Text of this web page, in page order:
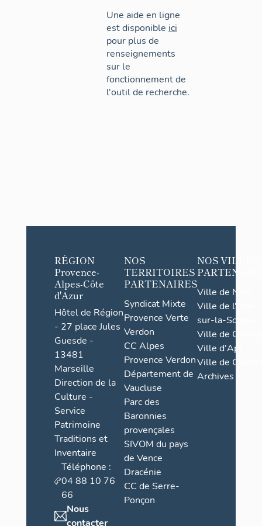
Une aide en ligne
est disponible ici
pour plus de
renseignements
sur le
fonctionnement de
l'outil de recherche.
RÉGION
Provence-
Alpes-Côte
d'Azur
Hôtel de Région
- 27 place Jules
Guesde -
13481
Marseille
Direction de la
Culture -
Service
Patrimoine
Traditions et
Inventaire
Téléphone :
04 88 10 76
66
Nous
contacter
NOS
TERRITOIRES
PARTENAIRES
Syndicat Mixte
Provence Verte
Verdon
CC Alpes
Provence Verdon
Département de
Vaucluse
Parc des
Baronnies
provençales
SIVOM du pays
de Vence
Dracénie
CC de Serre-
Ponçon
NOS VILLES
Ville de Nice
Ville de l'Isle-
sur-la-Sorgue
Ville de Grasse
Ville d'Apt
Ville de
Archives